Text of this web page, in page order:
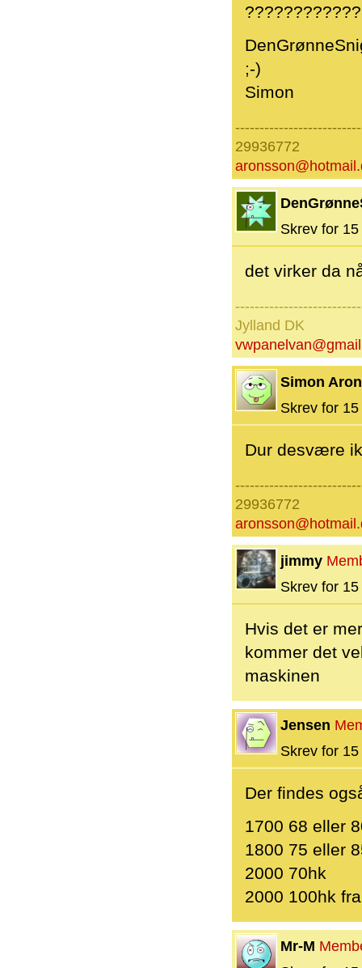
;-)
Simon
29936772
Skrev for
det virker da
Jylland DK
Simon
Skrev for
Dur desvære
29936772
jimmy
Skrev for
Hvis det er
kommer det
maskinen
Jensen
Skrev for
Der findes
1700 68 eller
1800 75 eller
2000 70hk
2000 100hk
Mr-M